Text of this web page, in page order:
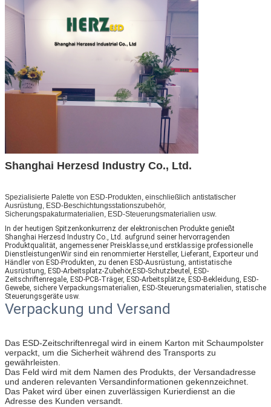
Shanghai Herzesd Industry Co., Ltd.
Spezialisierte Palette von ESD-Produkten, einschließlich antistatischer
Ausrüstung, ESD-Beschichtungsstationszubehör,
Sicherungspakaturmaterialien, ESD-Steuerungsmaterialien usw.
In der heutigen Spitzenkonkurrenz der elektronischen Produkte genießt
Shanghai Herzesd Industry Co., Ltd. aufgrund seiner hervorragenden
Produktqualität, angemessener Preisklasse,und erstklassige professionelle
DienstleistungenWir sind ein renommierter Hersteller, Lieferant, Exporteur und
Händler von ESD-Produkten, zu denen ESD-Ausrüstung, antistatische
Ausrüstung, ESD-Arbeitsplatz-Zubehör,ESD-Schutzbeutel, ESD-
Zeitschriftenregale, ESD-PCB-Träger, ESD-Arbeitsplätze, ESD-Bekleidung, ESD-
Gewebe, sichere Verpackungsmaterialien, ESD-Steuerungsmaterialien, statische
Steuerungsgeräte usw.
Verpackung und Versand
Das ESD-Zeitschriftenregal wird in einem Karton mit Schaumpolster
verpackt, um die Sicherheit während des Transports zu
gewährleisten.
Das Feld wird mit dem Namen des Produkts, der Versandadresse
und anderen relevanten Versandinformationen gekennzeichnet.
Das Paket wird über einen zuverlässigen Kurierdienst an die
Adresse des Kunden versandt.